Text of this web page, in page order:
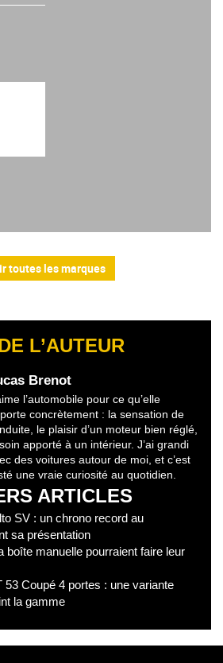
toutes les marques
L’AUTEUR
Brenot
l’automobile pour ce qu’elle
concrètement : la sensation de
le plaisir d’un moteur bien réglé,
apporté à un intérieur. J’ai grandi
des voitures autour de moi, et c’est
une vraie curiosité au quotidien.
ARTICLES
SV : un chrono record au
sa présentation
boîte manuelle pourraient faire leur
Coupé 4 portes : une variante
la gamme